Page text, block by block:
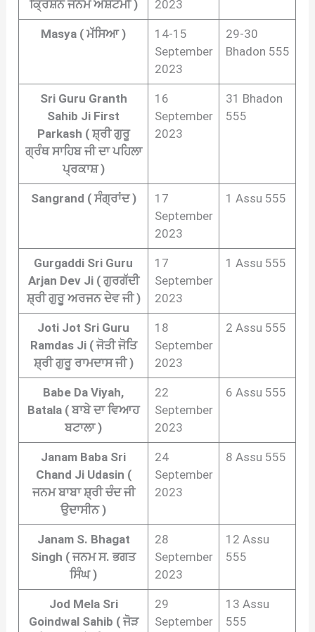
ਕ੍ਰਿਸ਼ਨ ਜਨਮ ਅਸ਼ਟਮੀ )
2023
Masya ( ਮੱਸਿਆ )
14-15
September
2023
29-30
Bhadon 555
Sri Guru Granth
Sahib Ji First
Parkash ( ਸ਼੍ਰੀ ਗੁਰੂ
ਗ੍ਰੰਥ ਸਾਹਿਬ ਜੀ ਦਾ ਪਹਿਲਾ
ਪ੍ਰਕਾਸ਼ )
16
September
2023
31 Bhadon
555
Sangrand ( ਸੰਗ੍ਰਾਂਦ )
17
September
2023
1 Assu 555
Gurgaddi Sri Guru
Arjan Dev Ji ( ਗੁਰਗੱਦੀ
ਸ਼੍ਰੀ ਗੁਰੂ ਅਰਜਨ ਦੇਵ ਜੀ )
17
September
2023
1 Assu 555
Joti Jot Sri Guru
Ramdas Ji ( ਜੋਤੀ ਜੋਤਿ
ਸ਼੍ਰੀ ਗੁਰੂ ਰਾਮਦਾਸ ਜੀ )
18
September
2023
2 Assu 555
Babe Da Viyah,
Batala ( ਬਾਬੇ ਦਾ ਵਿਆਹ
ਬਟਾਲਾ )
22
September
2023
6 Assu 555
Janam Baba Sri
Chand Ji Udasin (
ਜਨਮ ਬਾਬਾ ਸ਼੍ਰੀ ਚੰਦ ਜੀ
ਉਦਾਸੀਨ )
24
September
2023
8 Assu 555
Janam S. Bhagat
Singh ( ਜਨਮ ਸ. ਭਗਤ
ਸਿੰਘ )
28
September
2023
12 Assu
555
Jod Mela Sri
Goindwal Sahib ( ਜੋੜ
29
September
13 Assu
555